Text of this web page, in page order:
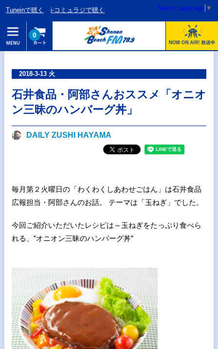
Tuneinで聴く i-コミュラジで聴く Select Language ▼
0
2018-3-13 火
石井食品・阿部さんおススメ「オニオ
ン三昧のハンバーグ丼」
DAILY ZUSHI HAYAMA
毎月第２火曜日の「わくわくしあわせごはん」は石井食品
広報担当・阿部さんのお話。 テーマは「玉ねぎ」でした。
今回ご紹介いただいたレシピは～玉ねぎをたっぷり食べら
れる、”オニオン三昧のハンバーグ丼”